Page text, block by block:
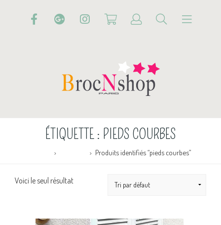
ÉTIQUETTE : PIEDS COURBES
Produits identifiés “pieds courbes”
Voici le seul résultat